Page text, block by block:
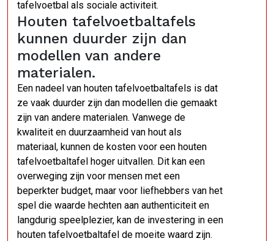
tafelvoetbal als sociale activiteit.
Houten tafelvoetbaltafels
kunnen duurder zijn dan
modellen van andere
materialen.
Een nadeel van houten tafelvoetbaltafels is dat
ze vaak duurder zijn dan modellen die gemaakt
zijn van andere materialen. Vanwege de
kwaliteit en duurzaamheid van hout als
materiaal, kunnen de kosten voor een houten
tafelvoetbaltafel hoger uitvallen. Dit kan een
overweging zijn voor mensen met een
beperkter budget, maar voor liefhebbers van het
spel die waarde hechten aan authenticiteit en
langdurig speelplezier, kan de investering in een
houten tafelvoetbaltafel de moeite waard zijn.